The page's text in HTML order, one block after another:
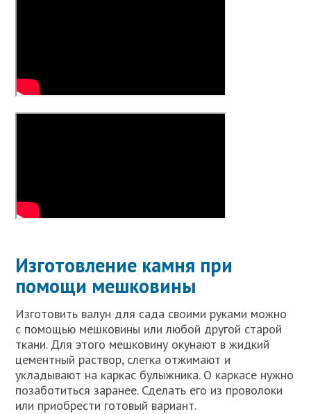
Изготовление камня при
помощи мешковины
Изготовить валун для сада своими руками можно
с помощью мешковины или любой другой старой
ткани. Для этого мешковину окунают в жидкий
цементный раствор, слегка отжимают и
укладывают на каркас булыжника. О каркасе нужно
позаботиться заранее. Сделать его из проволоки
или приобрести готовый вариант.